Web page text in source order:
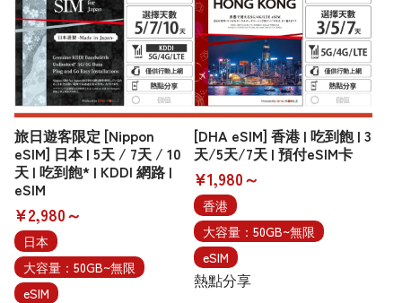
旅日遊客限定 [Nippon
eSIM] 日本 | 5天 / 7天 / 10
天 | 吃到飽* | KDDI 網路 |
eSIM
¥2,980～
日本
大容量：50GB~無限
eSIM
[DHA eSIM] 香港 | 吃到飽 | 3
天/5天/7天 | 預付eSIM卡
¥1,980～
香港
大容量：50GB~無限
eSIM
熱點分享